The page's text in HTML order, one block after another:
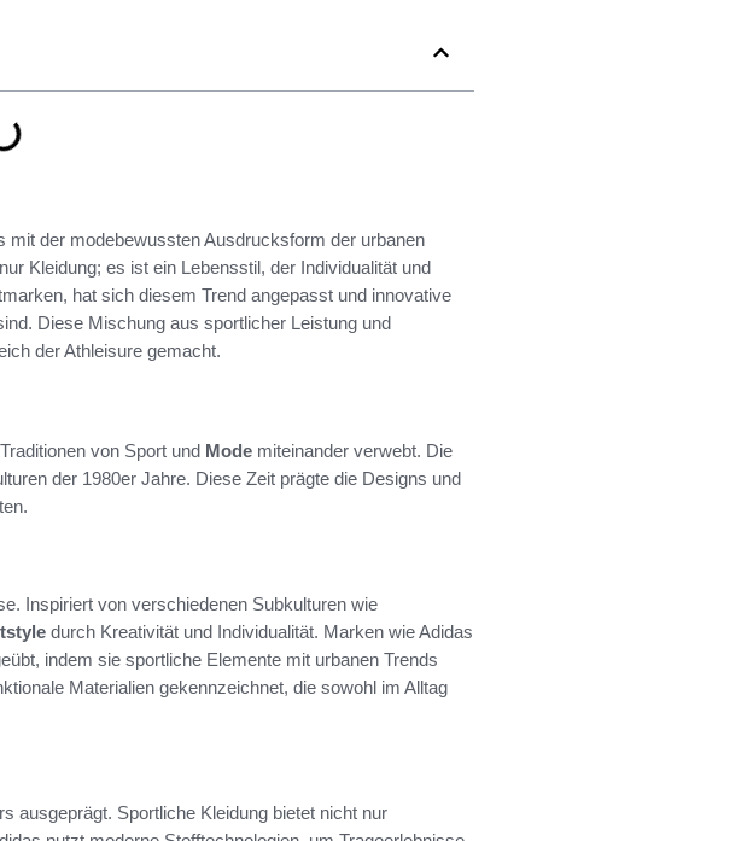
mit der modebewussten Ausdrucksform der urbanen
Kleidung; es ist ein Lebensstil, der Individualität und
hat sich diesem Trend angepasst und innovative
Diese Mischung aus sportlicher Leistung und
der Athleisure gemacht.
von Sport und Mode miteinander verwebt. Die
der 1980er Jahre. Diese Zeit prägte die Designs und
Inspiriert von verschiedenen Subkulturen wie
durch Kreativität und Individualität. Marken wie Adidas
indem sie sportliche Elemente mit urbanen Trends
Materialien gekennzeichnet, die sowohl im Alltag
ausgeprägt. Sportliche Kleidung bietet nicht nur